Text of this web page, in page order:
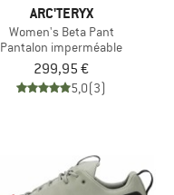
ARC'TERYX
Women's Beta Pant
Pantalon imperméable
299,95 €
5,0(3)